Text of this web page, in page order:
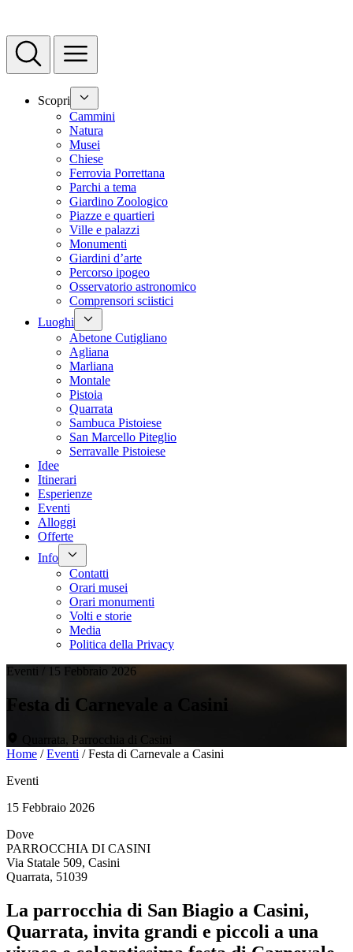
Scopri
Cammini
Natura
Musei
Chiese
Ferrovia Porrettana
Parchi a tema
Giardino Zoologico
Piazze e quartieri
Ville e palazzi
Monumenti
Giardini d’arte
Percorso ipogeo
Osservatorio astronomico
Comprensori sciistici
Luoghi
Abetone Cutigliano
Agliana
Marliana
Montale
Pistoia
Quarrata
Sambuca Pistoiese
San Marcello Piteglio
Serravalle Pistoiese
Idee
Itinerari
Esperienze
Eventi
Alloggi
Offerte
Info
Contatti
Orari musei
Orari monumenti
Volti e storie
Media
Politica della Privacy
Eventi / 15 Febbraio 2026
Festa di Carnevale a Casini
Quarrata, Parrocchia di Casini
Home /Eventi /Festa di Carnevale a Casini
Eventi
15 Febbraio 2026
Dove
PARROCCHIA DI CASINI
Via Statale 509, Casini
Quarrata, 51039
La parrocchia di San Biagio a Casini,
Quarrata, invita grandi e piccoli a una